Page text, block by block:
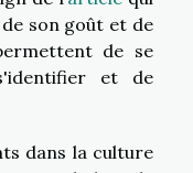
son goût et de
de se
et de
dans la culture